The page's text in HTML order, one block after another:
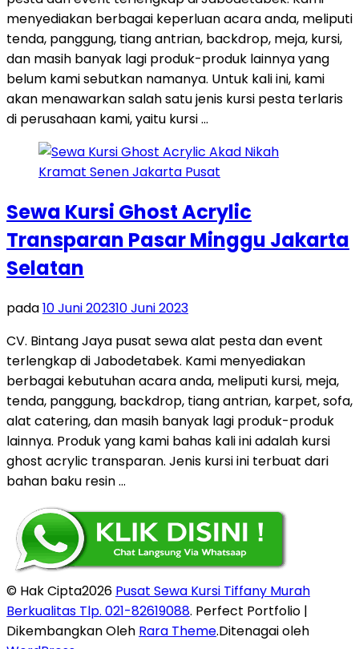
menyediakan berbagai keperluan acara anda, meliputi
tenda, panggung, tiang antrian, backdrop, meja, kursi,
dan masih banyak lagi produk-produk lainnya yang
belum kami sebutkan namanya. Untuk kali ini, kami
akan menawarkan salah satu jenis kursi pesta terlaris
di perusahaan kami, yaitu kursi …
Sewa Kursi Ghost Acrylic
Transparan Pasar Minggu Jakarta
Selatan
pada10 Juni 202310 Juni 2023
CV. Bintang Jaya pusat sewa alat pesta dan event
terlengkap di Jabodetabek. Kami menyediakan
berbagai kebutuhan acara anda, meliputi kursi, meja,
tenda, panggung, backdrop, tiang antrian, karpet, sofa,
alat catering, dan masih banyak lagi produk-produk
lainnya. Produk yang kami bahas kali ini adalah kursi
ghost acrylic transparan. Jenis kursi ini terbuat dari
bahan baku resin …
© Hak Cipta2026 Pusat Sewa Kursi Tiffany Murah
Berkualitas Tlp. 021-82619088. Perfect Portfolio |
Dikembangkan Oleh Rara Theme.Ditenagai oleh